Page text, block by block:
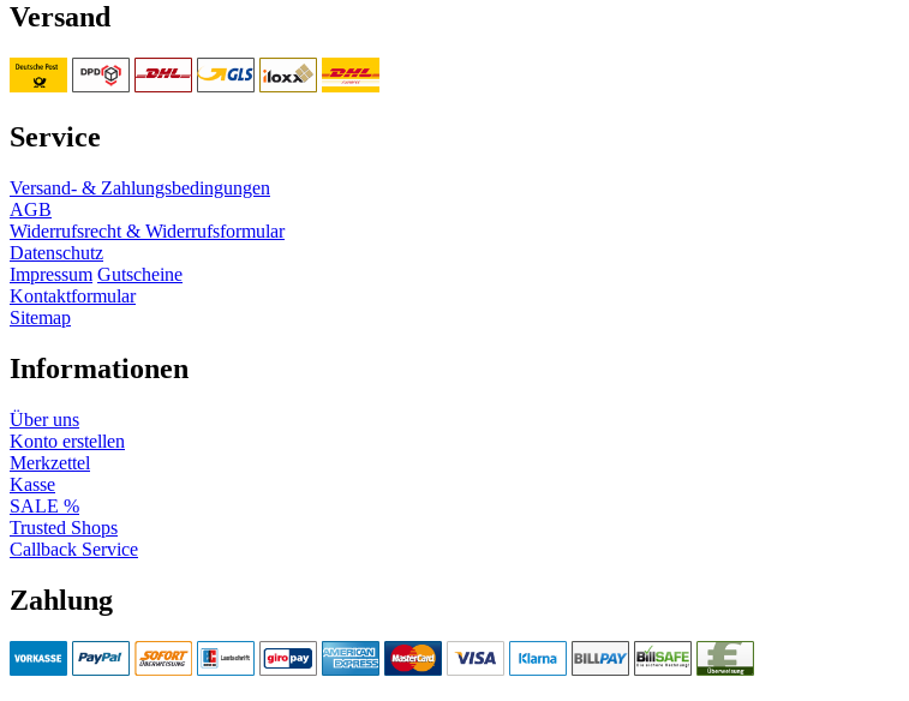
Versand
Service
Versand- & Zahlungsbedingungen
AGB
Widerrufsrecht & Widerrufsformular
Datenschutz
Impressum Gutscheine
Kontaktformular
Sitemap
Informationen
Über uns
Konto erstellen
Merkzettel
Kasse
SALE %
Trusted Shops
Callback Service
Zahlung